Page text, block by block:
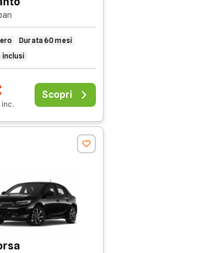
Durata 60 mesi
inclusi
inc.
Scopri